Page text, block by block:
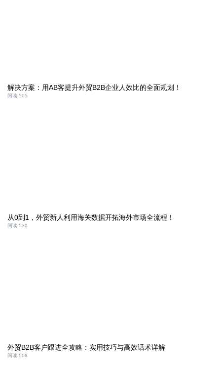
解决方案：用AB客提升外贸B2B企业人效比的全面规划！
阅读:505
从0到1，外贸新人利用海关数据开拓海外市场全流程！
阅读:530
外贸B2B客户跟进全攻略：实用技巧与高效话术详解
阅读:508